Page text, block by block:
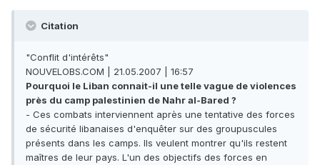
Citation
"Conflit d'intérêts"
NOUVELOBS.COM | 21.05.2007 | 16:57
Pourquoi le Liban connait-il une telle vague de violences
près du camp palestinien de Nahr al-Bared ?
- Ces combats interviennent après une tentative des forces
de sécurité libanaises d'enquêter sur des groupuscules
présents dans les camps. Ils veulent montrer qu'ils restent
maîtres de leur pays. L'un des objectifs des forces en